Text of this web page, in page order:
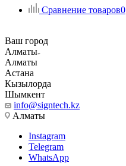
Сравнение товаров0
Ваш город
Алматы
Алматы
Астана
Кызылорда
Шымкент
info@signtech.kz
Алматы
Instagram
Telegram
WhatsApp